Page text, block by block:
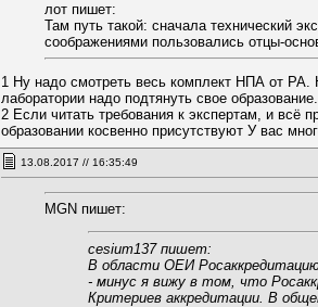
лот пишет:
Там путь такой: сначала технический
соображениями пользовались отцы-
1 Ну надо смотреть весь комплект НПА от РА.
лаборатории надо подтянуть свое образование.
2 Если читать требования к экспертам, и всё
образовании косвенно присутствуют У вас
13.08.2017 // 16:35:49
MGN пишет:
cesium137 пишет:
В области ОЕИ Росаккредитацию
- минус я вижу в том, что
Критериев аккредитации. В